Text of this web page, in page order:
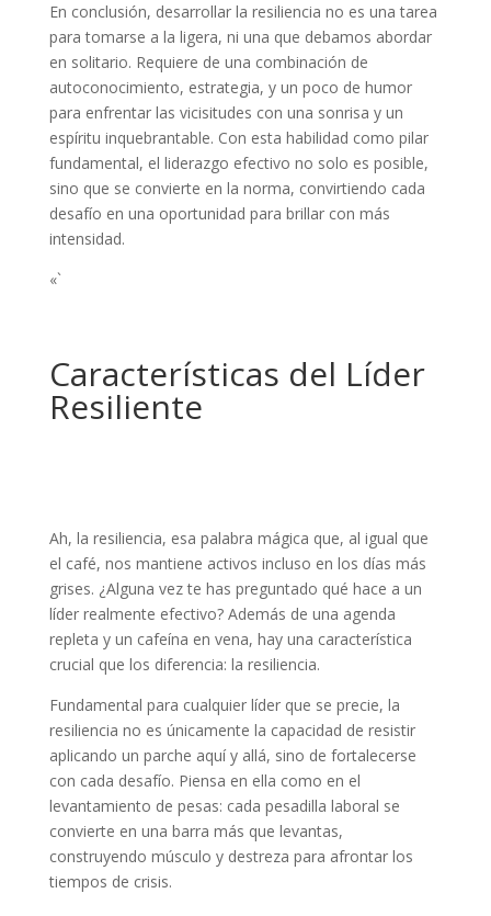
En conclusión, desarrollar la resiliencia no es una tarea
para tomarse a la ligera, ni una que debamos abordar
en solitario. Requiere de una combinación de
autoconocimiento, estrategia, y un poco de humor
para enfrentar las vicisitudes con una sonrisa y un
espíritu inquebrantable. Con esta habilidad como pilar
fundamental, el liderazgo efectivo no solo es posible,
sino que se convierte en la norma, convirtiendo cada
desafío en una oportunidad para brillar con más
intensidad.
«`
Características del Líder
Resiliente
Ah, la resiliencia, esa palabra mágica que, al igual que
el café, nos mantiene activos incluso en los días más
grises. ¿Alguna vez te has preguntado qué hace a un
líder realmente efectivo? Además de una agenda
repleta y un cafeína en vena, hay una característica
crucial que los diferencia: la resiliencia.
Fundamental para cualquier líder que se precie, la
resiliencia no es únicamente la capacidad de resistir
aplicando un parche aquí y allá, sino de fortalecerse
con cada desafío. Piensa en ella como en el
levantamiento de pesas: cada pesadilla laboral se
convierte en una barra más que levantas,
construyendo músculo y destreza para afrontar los
tiempos de crisis.